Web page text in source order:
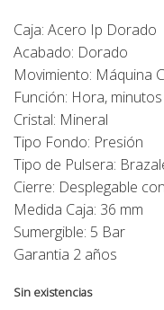
Caja: Acero Ip Dorado
Acabado: Dorado
Movimiento: Máquina
Función: Hora,
Cristal: Mineral
Tipo Fondo: Presión
Tipo de Pulsera:
Cierre: Desplegable
Medida Caja: 36 mm
Sumergible: 5 Bar
Garantia 2 años
Sin existencias